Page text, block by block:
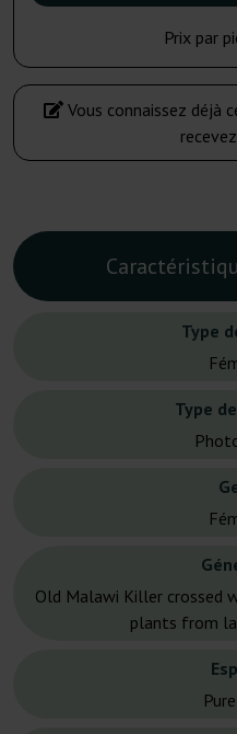
Prix par
Vous connaissez déjà
Type
Type
Old Malawi Killer crossed
plants from